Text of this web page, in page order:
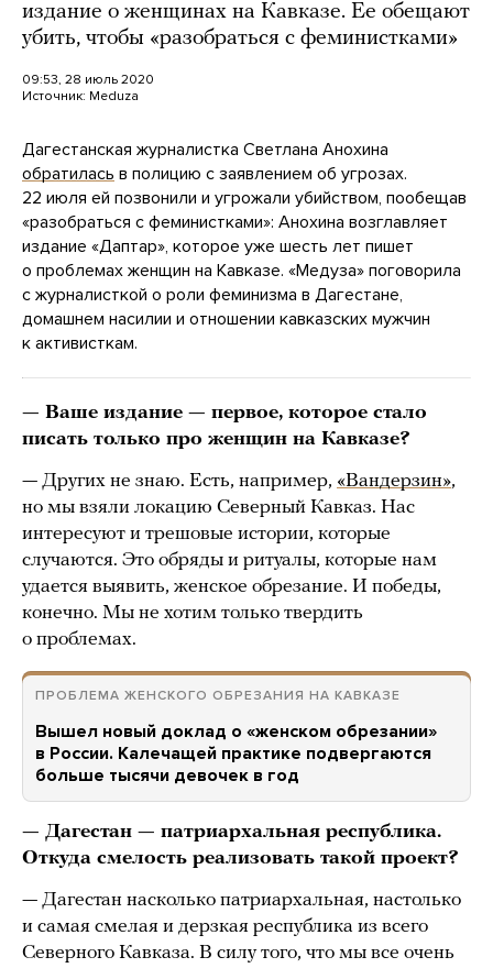
издание о женщинах на Кавказе. Ее обещают
убить, чтобы «разобраться с феминистками»
09:53, 28 июль 2020
Источник: Meduza
Дагестанская журналистка Светлана Анохина
обратилась в полицию с заявлением об угрозах.
22 июля ей позвонили и угрожали убийством, пообещав
«разобраться с феминистками»: Анохина возглавляет
издание «Даптар», которое уже шесть лет пишет
о проблемах женщин на Кавказе. «Медуза» поговорила
с журналисткой о роли феминизма в Дагестане,
домашнем насилии и отношении кавказских мужчин
к активисткам.
— Ваше издание — первое, которое стало
писать только про женщин на Кавказе?
— Других не знаю. Есть, например, «Вандерзин»,
но мы взяли локацию Северный Кавказ. Нас
интересуют и трешовые истории, которые
случаются. Это обряды и ритуалы, которые нам
удается выявить, женское обрезание. И победы,
конечно. Мы не хотим только твердить
о проблемах.
ПРОБЛЕМА ЖЕНСКОГО ОБРЕЗАНИЯ НА КАВКАЗЕ
Вышел новый доклад о «женском обрезании»
в России. Калечащей практике подвергаются
больше тысячи девочек в год
— Дагестан — патриархальная республика.
Откуда смелость реализовать такой проект?
— Дагестан насколько патриархальная, настолько
и самая смелая и дерзкая республика из всего
Северного Кавказа. В силу того, что мы все очень